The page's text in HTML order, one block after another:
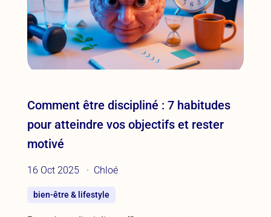
Comment être discipliné : 7 habitudes
pour atteindre vos objectifs et rester
motivé
16 Oct 2025 Chloé
bien-être & lifestyle